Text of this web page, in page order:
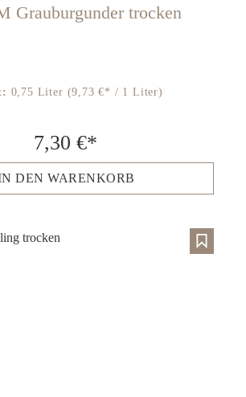
Grauburgunder trocken
0,75 Liter (9,73 €* / 1 Liter)
7,30 €*
DEN WARENKORB